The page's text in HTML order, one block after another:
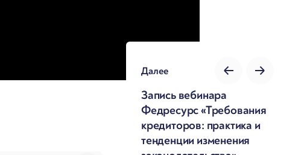
Далее
Запись вебинара
Федресурс «Требования
кредиторов: практика и
тенденции изменения